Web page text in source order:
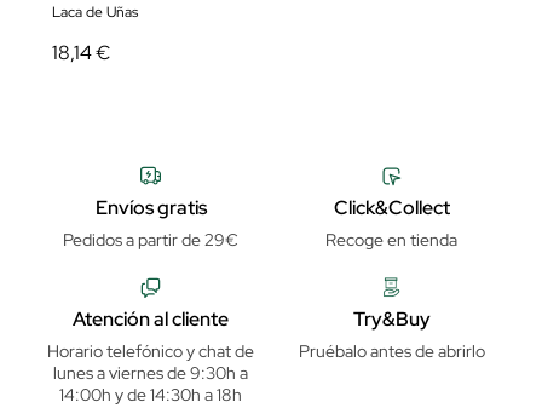
Laca de Uñas
18,14 €
Envíos gratis
Pedidos a partir de 29€
Click&Collect
Recoge en tienda
Atención al cliente
Horario telefónico y chat de
lunes a viernes de 9:30h a
14:00h y de 14:30h a 18h
Try&Buy
Pruébalo antes de abrirlo